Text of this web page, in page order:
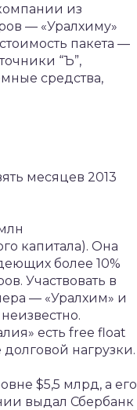
из
— «Уралхиму»
пакета —
“Ъ”,
средства,
месяцев 2013
капитала). Она
более 10%
Участвовать в
— «Уралхим» и
есть free float
нагрузки.
$5,5 млрд, а его
выдал Сбербанк